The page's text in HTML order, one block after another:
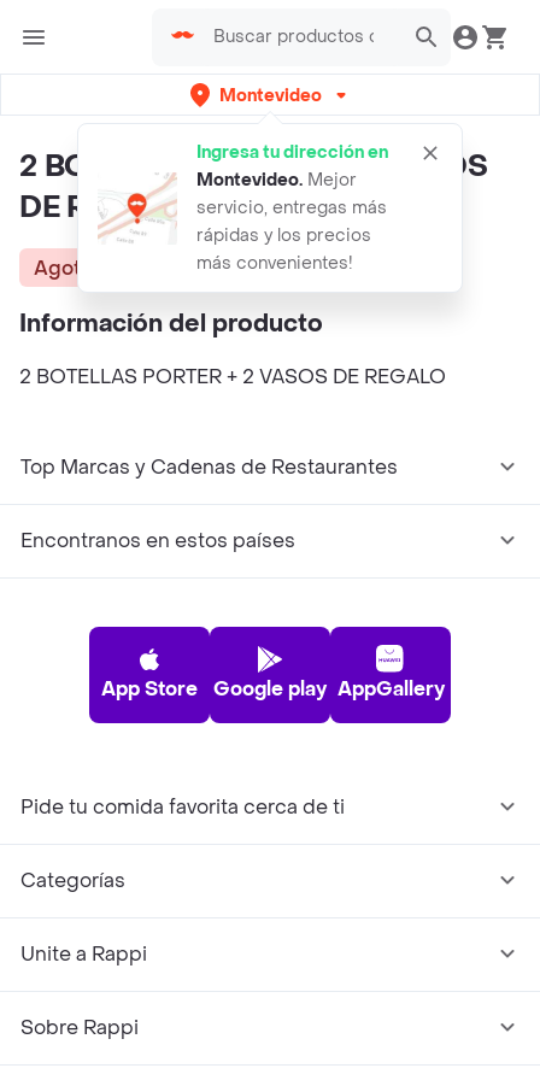
Montevideo
Ingresa tu dirección en
Montevideo. Mejor
servicio, entregas más
rápidas y los precios
más convenientes!
2 BOTELLAS PORTER + 2 VASOS
DE REGALO
Agotado
Información del producto
2 BOTELLAS PORTER + 2 VASOS DE REGALO
Top Marcas y Cadenas de Restaurantes
Encontranos en estos países
App Store Google play AppGallery
Pide tu comida favorita cerca de ti
Categorías
Unite a Rappi
Sobre Rappi